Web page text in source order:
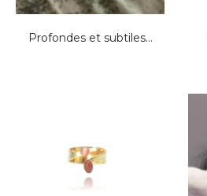
Profondes et subtiles…